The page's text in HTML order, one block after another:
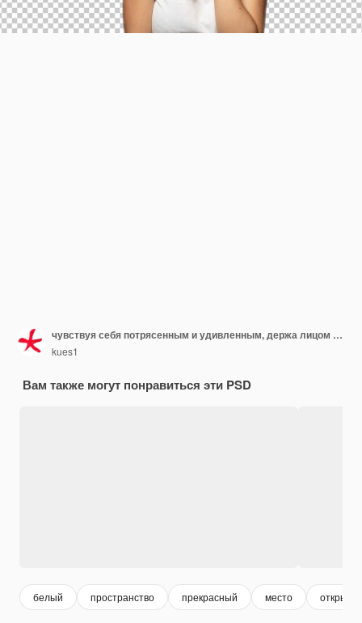
чувствуя себя потрясенным и удивленным, держа лицом к лицу в неверии с широко открытым ртом
kues1
Вам также могут понравиться эти PSD
белый пространство прекрасный место открыто